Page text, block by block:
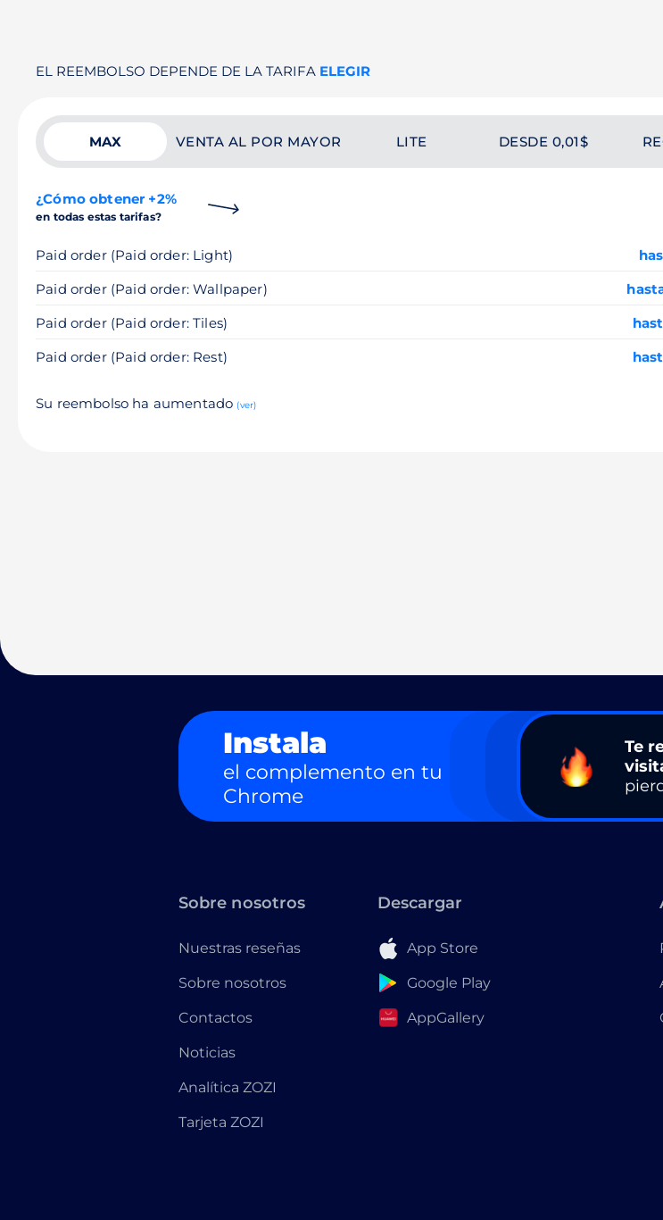
EL REEMBOLSO DEPENDE DE LA TARIFA ELEGIR
MAX VENTA AL POR MAYOR LITE DESDE 0,01$
¿Cómo obtener +2%
en todas estas tarifas?
Paid order (Paid order: Light)
Paid order (Paid order: Wallpaper)
Paid order (Paid order: Tiles)
Paid order (Paid order: Rest)
Su reembolso ha aumentado (ver)
Instala
el complemento en tu
Chrome
Te
Sobre nosotros
Nuestras reseñas
Sobre nosotros
Contactos
Noticias
Analítica ZOZI
Tarjeta ZOZI
Descargar
App Store
Google Play
AppGallery